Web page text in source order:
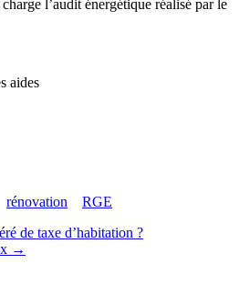
l’audit énergétique réalisé par le
aides
rénovation
RGE
de taxe d’habitation ?
→